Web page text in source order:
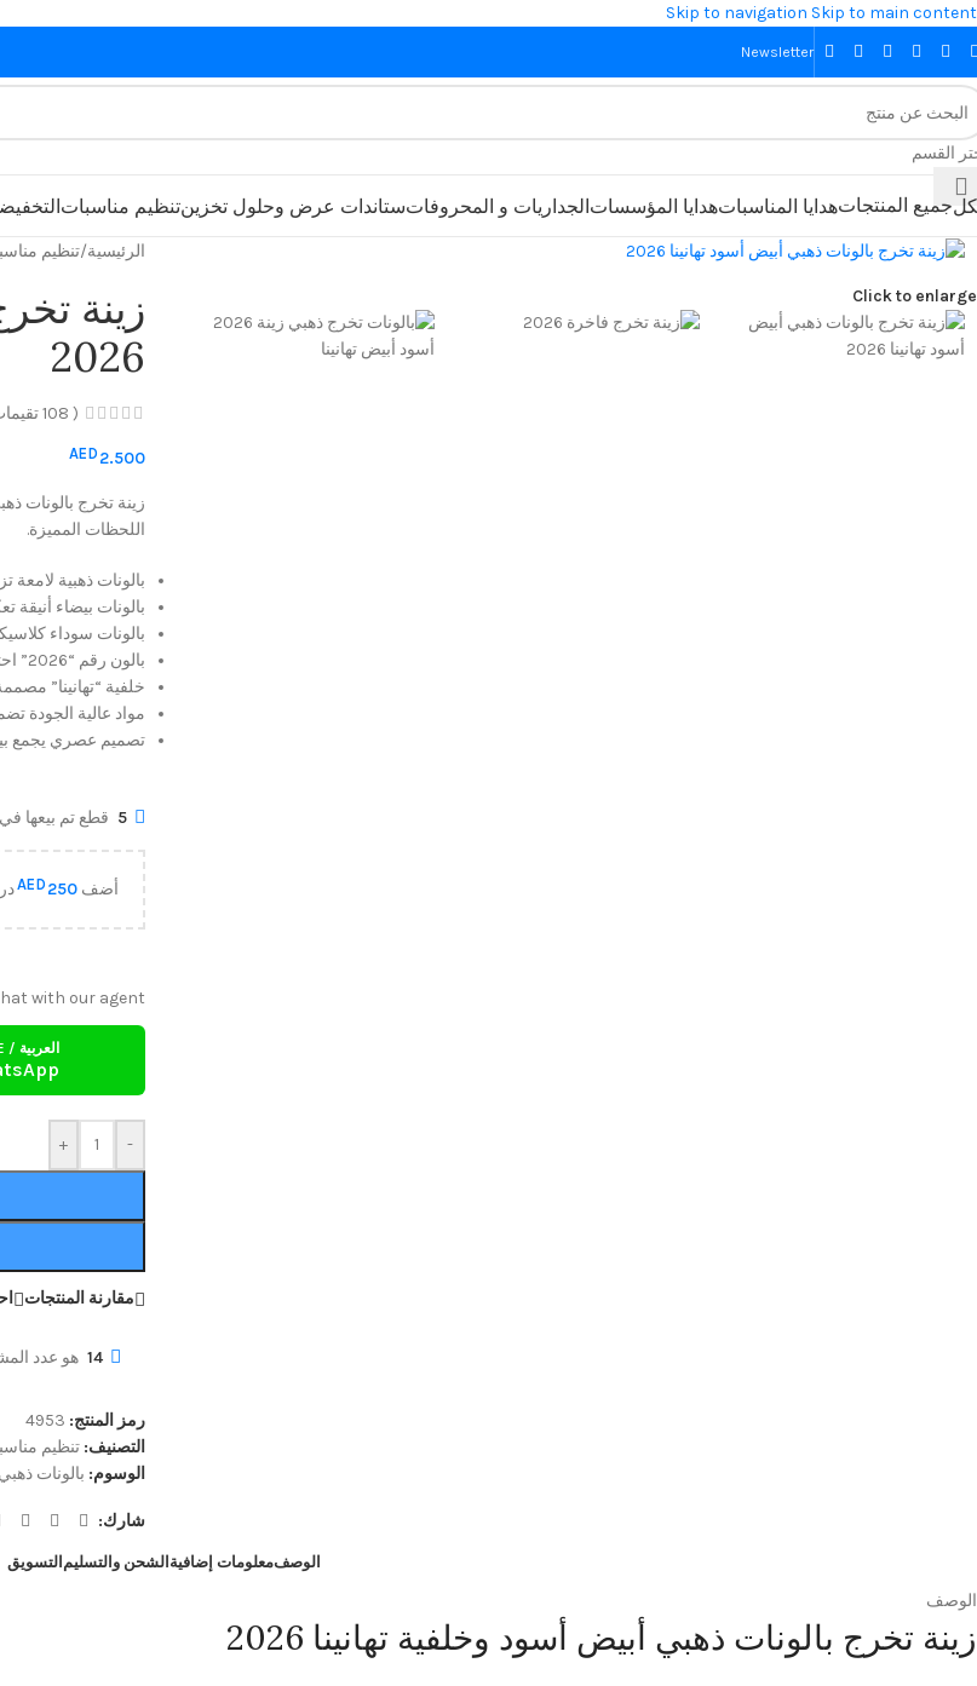
Skip to navigation Skip to main content
Newsletter
القسم
جميع المنتجاتهدايا المناسباتهدايا المؤسساتالجداريات و المحروفاتستاندات عرض وحلول تخزينتنظيم مناسبات
Click to enlarge
الرئيسية/تنظيم
زينة
2026
(
108
AED 2.500
اللحظات المميزة.
بالونات ذهبية لامعة
بالونات بيضاء أنيقة
بالونات سوداء
بالون رقم “2026” احتفالاً بسنة التخرج.
خلفية “تهانينا”
مواد عالية الجودة
تصميم عصري يجمع بين
5 قطع تم بيعها في أخر 3
أضف AED 250
-
+
with our agent.
العربية / English UAE
مقارنة المنتجات
14 هو عدد
رمز المنتج: 4953
التصنيف: تنظيم
الوسوم: بالونات ذهبي
شارك:
الوصفمعلومات إضافية الشحن والتسليم التسويق
الوصف
زينة تخرج بالونات ذهبي أبيض أسود وخلفية تهانينا 2026